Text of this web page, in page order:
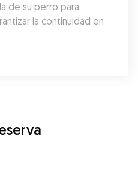
de su perro para
la continuidad en